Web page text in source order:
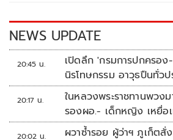
k k
NEWS UPDATE
20:45 น.
เปิดลึก 'กรมการปกครอง
นิรโทษกรรม อาวุธปืนทั่วป
20:17 น.
ในหลวงพระราชทานพวง
รองผอ.- เด็กหญิง เหยื่อ
20:02 น.
ผวาซ้ำรอย ผู้ว่าฯ ภูเก็ตสั่